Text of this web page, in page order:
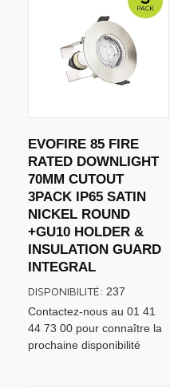
EVOFIRE 85 FIRE
RATED DOWNLIGHT
70MM CUTOUT
3PACK IP65 SATIN
NICKEL ROUND
+GU10 HOLDER &
INSULATION GUARD
INTEGRAL
Contactez-nous au 01 41
44 73 00 pour connaître la
prochaine disponibilité
DISPONIBILITÉ: 237